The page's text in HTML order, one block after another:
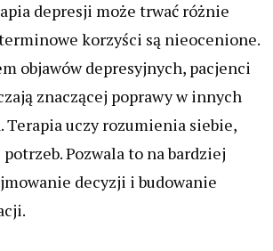
depresji może trwać różnie
korzyści są nieocenione.
objawów depresyjnych, pacjenci
znaczącej poprawy w innych
Terapia uczy rozumienia siebie,
Pozwala to na bardziej
decyzji i budowanie